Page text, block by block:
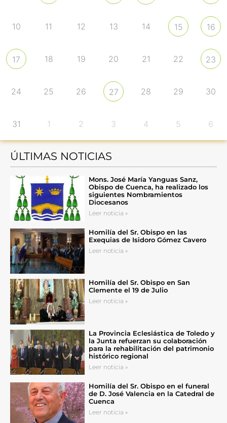
10 11 12 13 14 15 16
17 18 19 20 21 22 23
24 25 26 27 28 29 30
31 1 2 3 4 5 6
ÚLTIMAS NOTICIAS
Mons. José María Yanguas Sanz,
Obispo de Cuenca, ha realizado los
siguientes Nombramientos
Diocesanos
Leer noticia »
Homilía del Sr. Obispo en las
Exequias de Isidoro Gómez Cavero
Leer noticia »
Homilía del Sr. Obispo en San
Clemente el 19 de Julio
Leer noticia »
La Provincia Eclesiástica de Toledo y
la Junta refuerzan su colaboración
para la rehabilitación del patrimonio
histórico regional
Leer noticia »
Homilía del Sr. Obispo en el funeral
de D. José Valencia en la Catedral de
Cuenca
Leer noticia »